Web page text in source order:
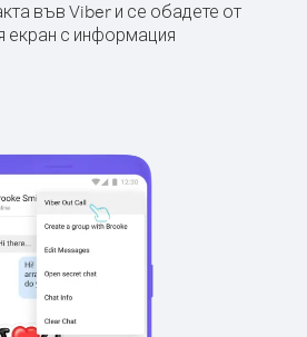
във Viber и се обадете от
екран с информация